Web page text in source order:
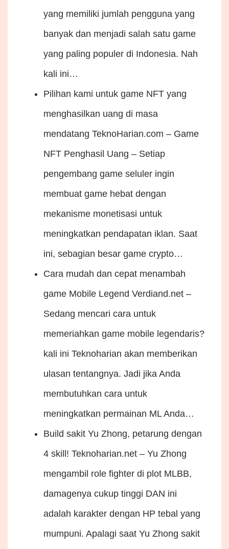
yang memiliki jumlah pengguna yang
banyak dan menjadi salah satu game
yang paling populer di Indonesia. Nah
kali ini…
Pilihan kami untuk game NFT yang
menghasilkan uang di masa
mendatang TeknoHarian.com – Game
NFT Penghasil Uang – Setiap
pengembang game seluler ingin
membuat game hebat dengan
mekanisme monetisasi untuk
meningkatkan pendapatan iklan. Saat
ini, sebagian besar game crypto…
Cara mudah dan cepat menambah
game Mobile Legend Verdiand.net –
Sedang mencari cara untuk
memeriahkan game mobile legendaris?
kali ini Teknoharian akan memberikan
ulasan tentangnya. Jadi jika Anda
membutuhkan cara untuk
meningkatkan permainan ML Anda…
Build sakit Yu Zhong, petarung dengan
4 skill! Teknoharian.net – Yu Zhong
mengambil role fighter di plot MLBB,
damagenya cukup tinggi DAN ini
adalah karakter dengan HP tebal yang
mumpuni. Apalagi saat Yu Zhong sakit